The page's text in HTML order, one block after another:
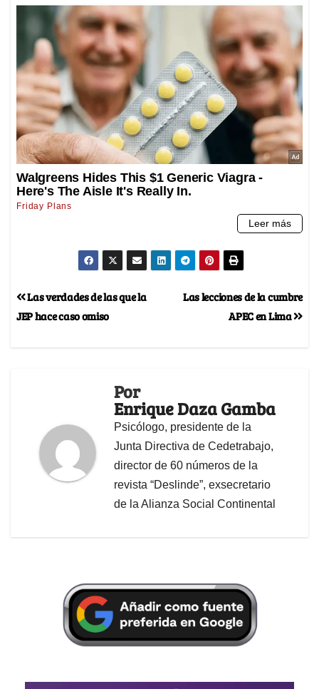
Las lecciones de la cumbre
APEC en Lima
Las verdades de las que la
JEP hace caso omiso
Por
Enrique Daza Gamba
Psicólogo, presidente de la
Junta Directiva de Cedetrabajo,
director de 60 números de la
revista “Deslinde”, exsecretario
de la Alianza Social Continental